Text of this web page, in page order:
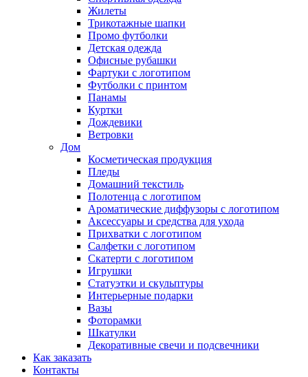
Жилеты
Трикотажные шапки
Промо футболки
Детская одежда
Офисные рубашки
Фартуки с логотипом
Футболки с принтом
Панамы
Куртки
Дождевики
Ветровки
Дом
Косметическая продукция
Пледы
Домашний текстиль
Полотенца с логотипом
Ароматические диффузоры с логотипом
Аксессуары и средства для ухода
Прихватки с логотипом
Салфетки с логотипом
Скатерти с логотипом
Игрушки
Статуэтки и скульптуры
Интерьерные подарки
Вазы
Фоторамки
Шкатулки
Декоративные свечи и подсвечники
Как заказать
Контакты